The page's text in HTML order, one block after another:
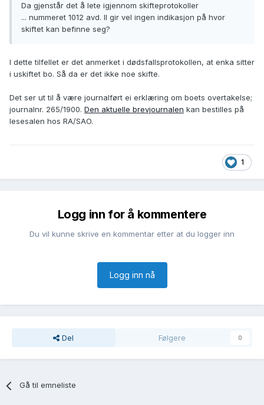
Da gjenstår det å lete igjennom skifteprotokoller
... nummeret 1012 avd. II gir vel ingen indikasjon på hvor
skiftet kan befinne seg?
I dette tilfellet er det anmerket i dødsfallsprotokollen, at enka sitter
i uskiftet bo. Så da er det ikke noe skifte.
Det ser ut til å være journalført ei erklæring om boets overtakelse;
journalnr. 265/1900. Den aktuelle brevjournalen kan bestilles på
lesesalen hos RA/SAO.
1
Logg inn for å kommentere
Du vil kunne skrive en kommentar etter at du logger inn
Logg inn nå
Del Følgere 0
Gå til emneliste